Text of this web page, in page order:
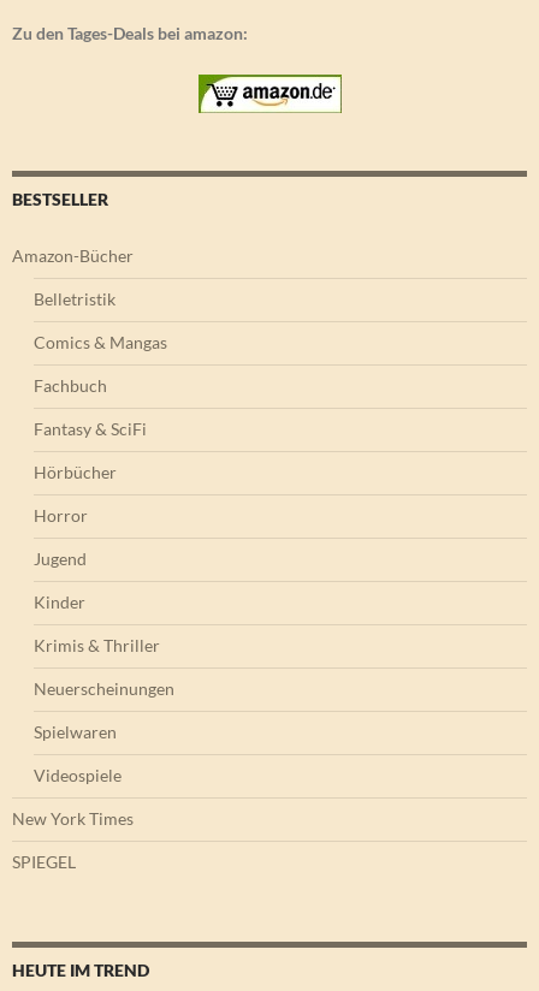
Zu den Tages-Deals bei amazon:
BESTSELLER
Amazon-Bücher
Belletristik
Comics & Mangas
Fachbuch
Fantasy & SciFi
Hörbücher
Horror
Jugend
Kinder
Krimis & Thriller
Neuerscheinungen
Spielwaren
Videospiele
New York Times
SPIEGEL
HEUTE IM TREND